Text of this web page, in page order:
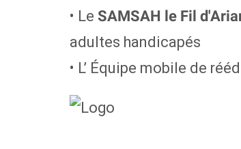
• Le SAMSAH le Fil
adultes handicapés
• L’ Équipe mobile de